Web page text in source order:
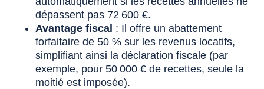
dépassent pas 72 600 €.
Avantage fiscal : Il offre un abattement
forfaitaire de 50 % sur les revenus locatifs,
simplifiant ainsi la déclaration fiscale (par
exemple, pour 50 000 € de recettes, seule la
moitié est imposée).